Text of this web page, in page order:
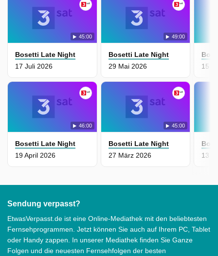
45:00
Bosetti Late Night
17 Juli 2026
49:00
Bosetti Late Night
29 Mai 2026
46:00
Bosetti Late Night
19 April 2026
45:00
Bosetti Late Night
27 März 2026
15
13
Sendung verpasst?
EtwasVerpasst.de ist eine Online-Mediathek mit den beliebtesten
Fernsehprogrammen. Jetzt können Sie auch auf Ihrem PC, Tablet
oder Handy zappen. In unserer Mediathek finden Sie Ganze
Folgen und die neuesten Fernsehfolgen der besten